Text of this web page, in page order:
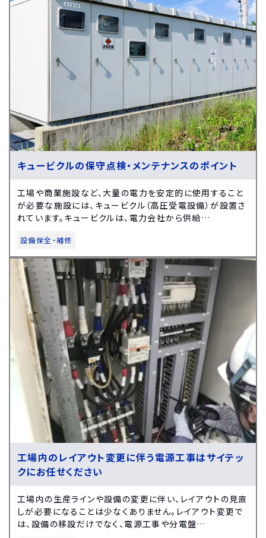
キュービクルの保守点検・メンテナンスのポイント
工場や商業施設など、大量の電力を安定的に使用すること
が必要な施設には、キュービクル（高圧受電設備）が設置さ
れています。キュービクルは、電力会社から供給…
設備保全・補修
工場内のレイアウト変更に伴う電源工事はサイテッ
クにお任せください
工場内の生産ラインや設備の変更に伴い、レイアウトの見直
しが必要になることは少なくありません。レイアウト変更で
は、設備の移設だけでなく、電源工事や分電盤…